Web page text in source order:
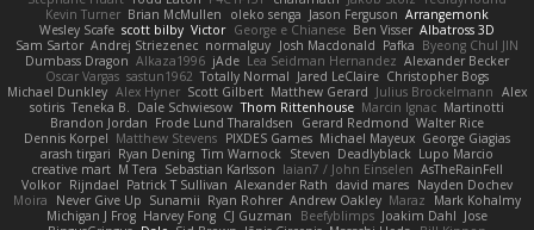
Kevin Turner Brian McMullen oleko senga Jason Ferguson Arrangemonk
Wesley Scafe scott bilby Victor George e Chianese Ben Visser Albatross 3D
Sam Sartor Andrej Striezenec normalguy Josh Macdonald Pafka Byeong Chul JIN
Dumbass Dragon Alkaza1996 jAde Lea Seidman Hernandez Alexander Becker
Oscar Vargas sastun1962 Totally Normal Jared LeClaire Christopher Bogs
Michael Dunkley Alex Hyner Scott Gilbert Matthew Gerard Julius Brockelmann Alex
sotiris Teneka B. Dale Schwiesow Thom Rittenhouse Marcin Ignac Martinotti
Brandon Jordan Frode Lund Tharaldsen Gerard Redmond Walter Rice
Dennis Korpel Matthew Stevens PIXDES Games Michael Mayeux George Giagias
arash tirgari Ryan Dening Tim Warnock Steven Deadlyblack Lupo Marcio
creative mart M Tera Sebastian Karlsson Iaian7 / John Einselen AsTheRainFell
Volkor Rijndael Patrick T Sullivan Alexander Rath david mares Nayden Dochev
Moira
Never Give Up Sunamii Ryan Rohrer Andrew Oakley Maraz
Mark Kohalmy
Michigan J Frog Harvey Fong CJ Guzman Beefyblimps Joakim Dahl Jose